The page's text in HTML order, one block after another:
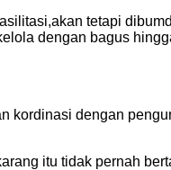
tetapi
dengan bagus
kordinasi dengan
itu tidak pernah